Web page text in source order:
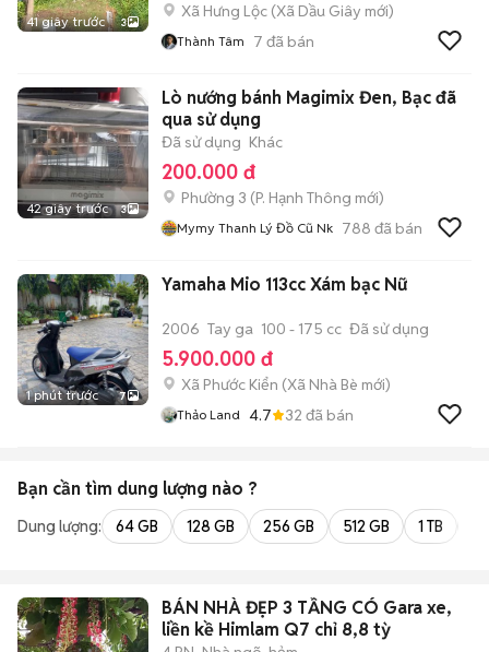
41 giây trước 3
Xã Hưng Lộc (Xã Dầu Giây mới)
Thành Tâm 7 đã bán
42 giây trước 3
Lò nướng bánh Magimix Đen, Bạc đã
qua sử dụng
Đã sử dụng Khác
200.000 đ
Phường 3 (P. Hạnh Thông mới)
Mymy Thanh Lý Đồ Cũ Nk 788 đã bán
1 phút trước 7
Yamaha Mio 113cc Xám bạc Nữ
2006 Tay ga 100 - 175 cc Đã sử dụng
5.900.000 đ
Xã Phước Kiển (Xã Nhà Bè mới)
Thảo Land 4.7 32 đã bán
Bạn cần tìm dung lượng nào ?
Dung lượng: 64 GB 128 GB 256 GB 512 GB 1 TB
BÁN NHÀ ĐẸP 3 TẦNG CÓ Gara xe,
liền kề Himlam Q7 chỉ 8,8 tỳ